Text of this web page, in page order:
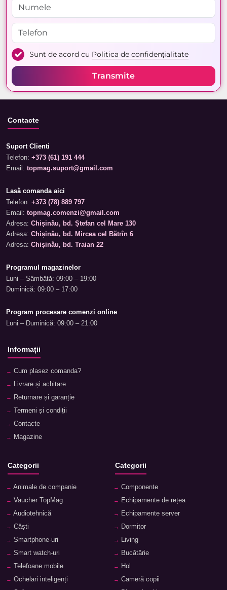
Sunt de acord cu Politica de confidențialitate
Transmite
Contacte
Suport Clienti
Telefon: +373 (61) 191 444
Email: topmag.suport@gmail.com
Lasă comanda aici
Telefon: +373 (78) 889 797
Email: topmag.comenzi@gmail.com
Adresa: Chișinău, bd. Ștefan cel Mare 130
Adresa: Chișinău, bd. Mircea cel Bătrîn 6
Adresa: Chișinău, bd. Traian 22
Programul magazinelor
Luni – Sâmbătă: 09:00 – 19:00
Duminică: 09:00 – 17:00
Program procesare comenzi online
Luni – Duminică: 09:00 – 21:00
Informații
Cum plasez comanda?
Livrare și achitare
Returnare și garanție
Termeni și condiții
Contacte
Magazine
Categorii
Animale de companie
Vaucher TopMag
Audiotehnică
Căști
Smartphone-uri
Smart watch-uri
Telefoane mobile
Ochelari inteligenți
Categorii
Componente
Echipamente de rețea
Echipamente server
Dormitor
Living
Bucătărie
Hol
Cameră copii